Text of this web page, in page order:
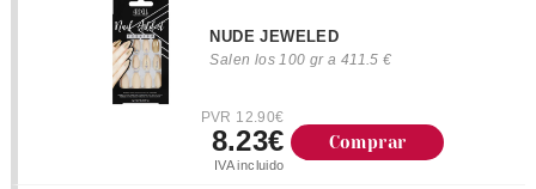
NUDE JEWELED
Salen los 100 gr a 411.5 €
PVR 12.90€
8.23€
IVA incluido
Comprar